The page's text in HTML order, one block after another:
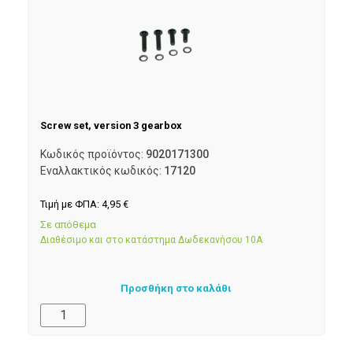
Screw set, version 3 gearbox
Κωδικός προϊόντος: 9020171300
Εναλλακτικός κωδικός: 17120
Τιμή με ΦΠΑ: 4,95 €
Σε απόθεμα
Διαθέσιμο και στο κατάστημα Δωδεκανήσου 10Α
Προσθήκη στο καλάθι